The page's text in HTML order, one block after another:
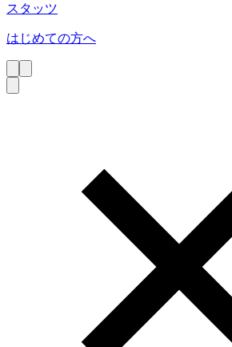
スタッツ
はじめての方へ